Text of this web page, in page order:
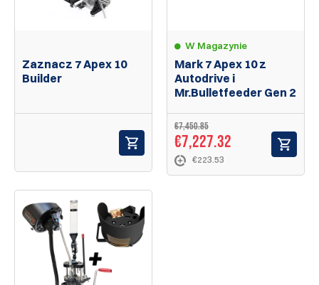
Zaznacz 7 Apex 10
Builder
W Magazynie
Mark 7 Apex 10 z
Autodrive i
Mr.Bulletfeeder Gen 2
€7,450.85
€7,227.32
€223.53